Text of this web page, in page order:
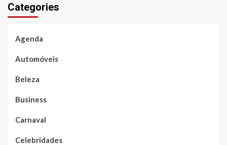
Categories
Agenda
Automóveis
Beleza
Business
Carnaval
Celebridades